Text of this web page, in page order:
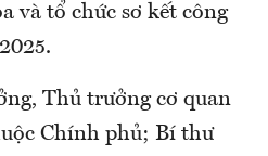
và tổ chức sơ kết công
Thủ trưởng cơ quan
Chính phủ; Bí thư